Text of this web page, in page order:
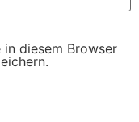
in diesem Browser